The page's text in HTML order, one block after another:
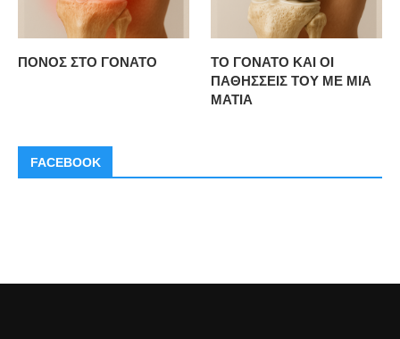
ΠΟΝΟΣ ΣΤΟ ΓΟΝΑΤΟ
ΤΟ ΓΟΝΑΤΟ ΚΑΙ ΟΙ
ΠΑΘΗΣΣΕΙΣ ΤΟΥ ΜΕ ΜΙΑ
ΜΑΤΙΑ
FACEBOOK